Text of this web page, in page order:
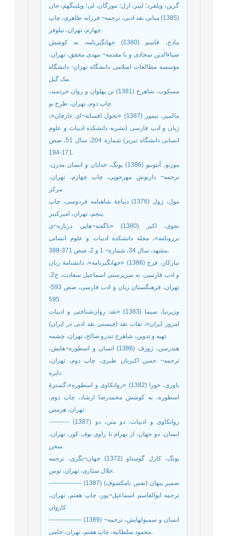
گرین، ویلفرد؛ لیبر، ارل؛ مورگان، لی؛ ویلینگهم، جان
(1385) مبانی نقد ادبی، ترجمه¬ فرزانه طاهری، چاپ
چهارم، تهران، نیلوفر.
مادح، قاسم (1380) جهانگیرنامه، به کوشش
ضیاءالدین سجادی و با مقدمه¬ مهدی محقق، تهران،
مؤسسه مطالعات اسلامی دانشگاه تهران- دانشگاه
مک گیل.
مسکوب، شاهرخ (1381) تن پهلوان و روان خردمند،
چاپ دوم، تهران، طرح نو.
مالمیر، تیمور (1387) «تحول افسانه¬ای عارفان»،
زبان و ادب فارسی (نشریه دانشکده ادبیات و علوم
انسانی دانشگاه تبریز) شماره 204، سال 51، صص
171-194.
مورنو، آنتونیو (1386) یونگ، خدایان و انسان مدرن،
ترجمه¬ داریوش مهرجویی، چاپ چهارم، تهران،
مرکز.
مول، ژول (1376) دیباچۀ شاهنامه فردوسی، چاپ
پنجم، تهران، امیرکبیر.
نحوی، اکبر (1380) «ناگفته¬هایی درباره¬ی
برزونامه»، مجله دانشکده ادبیات و علوم انسانی
مشهد، سال 34، شماره¬ 1 و 2، صص 371-388.
نیازکار، فرح (1386) «جهانگیرنامه»، دانشنامۀ زبان
و ادب فارسی، به سرپرستی اسماعیل سعادت، ج2،
تهران، فرهنگستان زبان و ادب فارسی، صص 593-
595.
وزیرنیا، سیما (1383) «نقد روان‌شناختی و ادبیات
امروز ایران»، نقاب نقد (چیستی نقد ادبی در ایران)
تهیه و تدوین، شاهرخ تندرو صالح، تهران، چشمه.
هندرسن، ژوزف (1386) انسان و اسطوره¬هایش،
ترجمه¬ حسن اکبریان طبری، چاپ دوم، تهران،
دایره.
یاوری، حورا (1382) «روانکاوی و اسطوره»،گسترۀ
اسطوره، به کوشش محمدرضا ارشاد، چاپ دوم،
تهران، هرمس.
---------- (1387) روانکاوی و ادبیات، دو متن، دو
انسان، دو جهان، از بهرام تا راوی بوف کور، تهران،
سخن.
یونگ، کارل گوستاو (1372) جهان¬نگری، ترجمه
جلال ستاری، تهران، توس.
---------------- (1387) ضمیر پنهان (نفس نامکشوف)
ترجمه ابوالقاسم اسماعیل¬پور، چاپ هفتم، تهران،
کاروان.
---------------- (1389) انسان و سمبولهایش، ترجمه¬
محمود سلطانیه، چاپ هفتم، تهران، جامی.